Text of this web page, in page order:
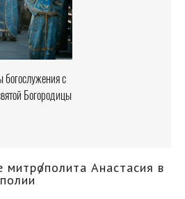
с
Богородицы
митрополита Анастасия в